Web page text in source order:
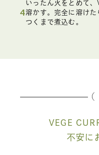
4
いったん火をとめて
溶かす。完全に溶け
つくまで煮込む。
VEGE
不安に